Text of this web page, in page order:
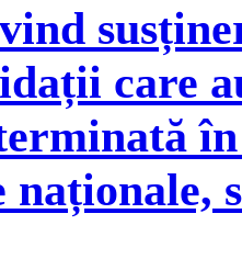
care